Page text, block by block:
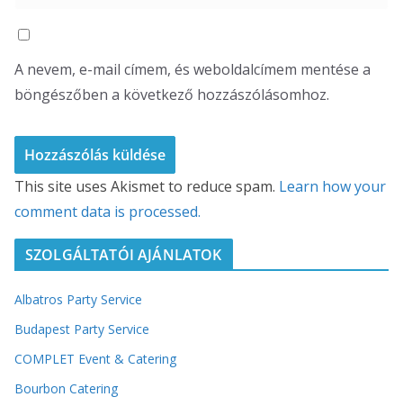
A nevem, e-mail címem, és weboldalcímem mentése a
böngészőben a következő hozzászólásomhoz.
This site uses Akismet to reduce spam. Learn how your
comment data is processed.
SZOLGÁLTATÓI AJÁNLATOK
Albatros Party Service
Budapest Party Service
COMPLET Event & Catering
Bourbon Catering